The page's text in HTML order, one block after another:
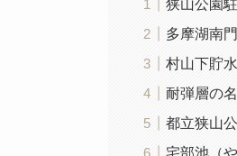
狭山公園
多摩湖南
村山下貯
耐弾層の
都立狭山
宅部池（